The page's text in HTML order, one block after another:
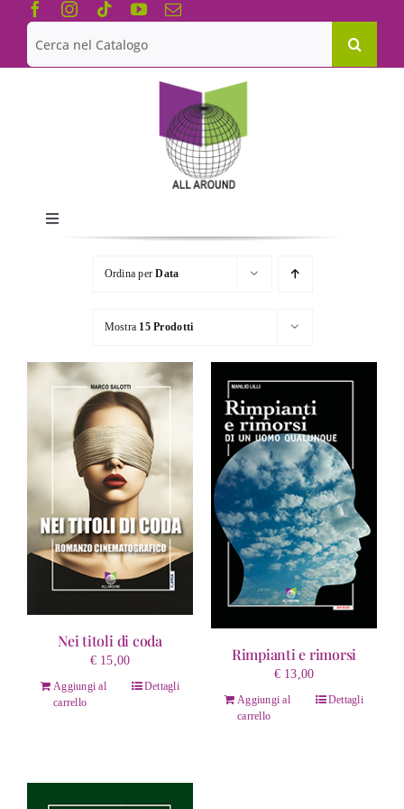
Salta
contenuto
Cerca
per:
Toggle
Navigation
Chi siamo
Le Collane
Catalogo
Ordina perData
Mostra 15 Prodotti
Nei titoli di coda
€15,00
Aggiungi al
carrello
Dettagli
Rimpianti e rimorsi
€13,00
Aggiungi al
carrello
Dettagli